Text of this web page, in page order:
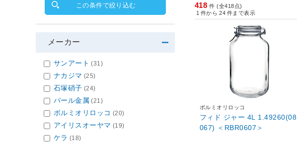
418 件 (全418点)
1 件から 24 件まで表示
ボルミオリロッコ
フィド ジャー 4L 1.49260(08
067) ＜RBR0607＞
この条件で絞り込む
メーカー
サンアート (31)
ナカジマ (25)
石塚硝子 (24)
パール金属 (21)
ボルミオリロッコ (20)
アイリスオーヤマ (19)
ケラ (18)